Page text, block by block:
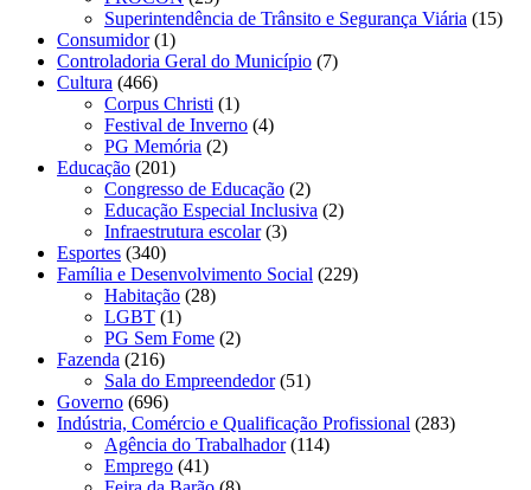
Superintendência de Trânsito e Segurança Viária (15)
Consumidor(1)
Controladoria Geral do Município (7)
Cultura (466)
Corpus Christi (1)
Festival de Inverno (4)
PG Memória (2)
Educação (201)
Congresso de Educação (2)
Educação Especial Inclusiva (2)
Infraestrutura escolar(3)
Esportes (340)
Família e Desenvolvimento Social (229)
Habitação (28)
LGBT (1)
PG Sem Fome (2)
Fazenda (216)
Sala do Empreendedor(51)
Governo (696)
Indústria, Comércio e Qualificação Profissional (283)
Agência do Trabalhador(114)
Emprego (41)